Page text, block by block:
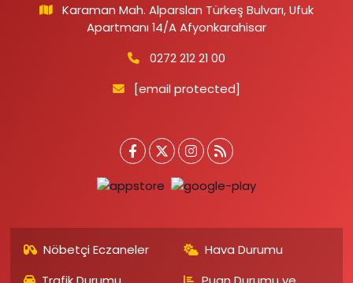
Karaman Mah. Alparslan Türkeş Bulvarı, Ufuk
Apartmanı 14/A Afyonkarahisar
0272 212 21 00
[email protected]
Nöbetçi Eczaneler
Hava Durumu